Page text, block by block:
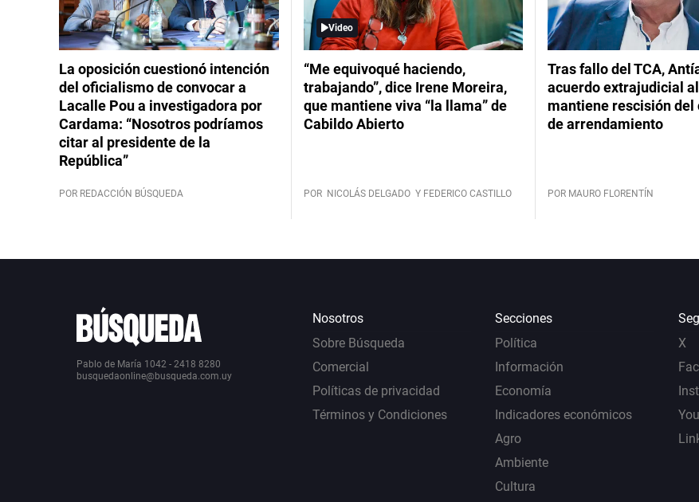
La oposición cuestionó intención
del oficialismo de convocar a
Lacalle Pou a investigadora por
Cardama: “Nosotros podríamos
citar al presidente de la
República”
POR REDACCIÓN BÚSQUEDA
Video
“Me equivoqué haciendo,
trabajando”, dice Irene Moreira,
que mantiene viva “la llama” de
Cabildo Abierto
POR NICOLÁS DELGADO Y FEDERICO CASTILLO
Tras fallo del TCA,
acuerdo extrajudicial
mantiene rescisión del
de arrendamiento
POR MAURO FLORENTÍN
Pablo de María 1042 - 2418 8280
busquedaonline@busqueda.com.uy
Nosotros
Sobre Búsqueda
Comercial
Políticas de privacidad
Términos y Condiciones
Secciones
Política
Información
Economía
Indicadores económicos
Agro
Ambiente
Cultura
X